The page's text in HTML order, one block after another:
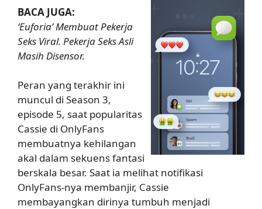
BACA JUGA:
‘Euforia’ Membuat Pekerja
Seks Viral. Pekerja Seks Asli
Masih Disensor.
Peran yang terakhir ini
muncul di Season 3,
episode 5, saat popularitas
Cassie di OnlyFans
membuatnya kehilangan
akal dalam sekuens fantasi
berskala besar. Saat ia melihat notifikasi
OnlyFans-nya membanjir, Cassie
membayangkan dirinya tumbuh menjadi